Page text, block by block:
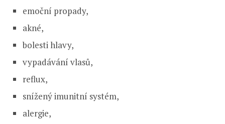
emoční propady,
akné,
bolesti hlavy,
vypadávání vlasů,
reflux,
snížený imunitní systém,
alergie,